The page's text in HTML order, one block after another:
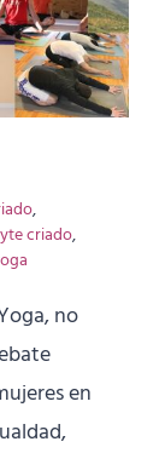
,
criado,
no
en